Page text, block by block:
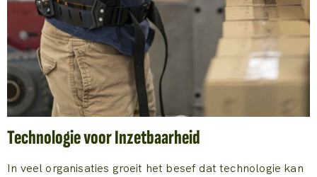
Technologie voor Inzetbaarheid
In veel organisaties groeit het besef dat technologie kan